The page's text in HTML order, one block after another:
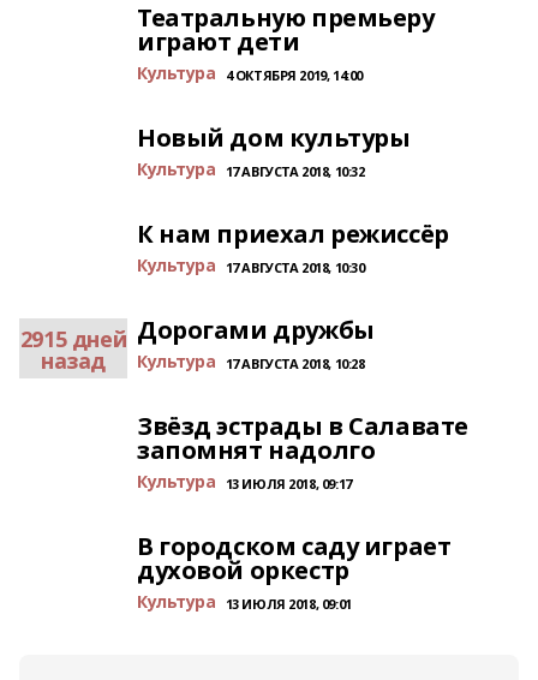
Театральную премьеру
играют дети
Культура 4 ОКТЯБРЯ 2019, 14:00
Новый дом культуры
Культура 17 АВГУСТА 2018, 10:32
К нам приехал режиссёр
Культура 17 АВГУСТА 2018, 10:30
2915 дней
назад
Дорогами дружбы
Культура 17 АВГУСТА 2018, 10:28
Звёзд эстрады в Салавате
запомнят надолго
Культура 13 ИЮЛЯ 2018, 09:17
В городском саду играет
духовой оркестр
Культура 13 ИЮЛЯ 2018, 09:01